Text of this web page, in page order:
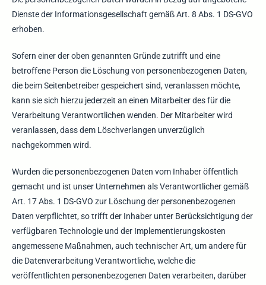
Dienste der Informationsgesellschaft gemäß Art. 8 Abs. 1 DS-GVO
erhoben.
Sofern einer der oben genannten Gründe zutrifft und eine
betroffene Person die Löschung von personenbezogenen Daten,
die beim Seitenbetreiber gespeichert sind, veranlassen möchte,
kann sie sich hierzu jederzeit an einen Mitarbeiter des für die
Verarbeitung Verantwortlichen wenden. Der Mitarbeiter wird
veranlassen, dass dem Löschverlangen unverzüglich
nachgekommen wird.
Wurden die personenbezogenen Daten vom Inhaber öffentlich
gemacht und ist unser Unternehmen als Verantwortlicher gemäß
Art. 17 Abs. 1 DS-GVO zur Löschung der personenbezogenen
Daten verpflichtet, so trifft der Inhaber unter Berücksichtigung der
verfügbaren Technologie und der Implementierungskosten
angemessene Maßnahmen, auch technischer Art, um andere für
die Datenverarbeitung Verantwortliche, welche die
veröffentlichten personenbezogenen Daten verarbeiten, darüber